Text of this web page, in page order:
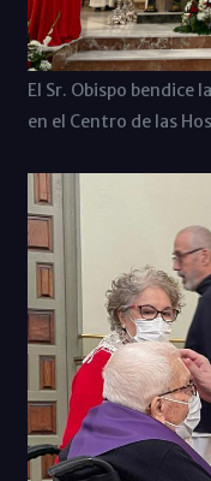
El Sr. Obispo bendice
en el Centro de las